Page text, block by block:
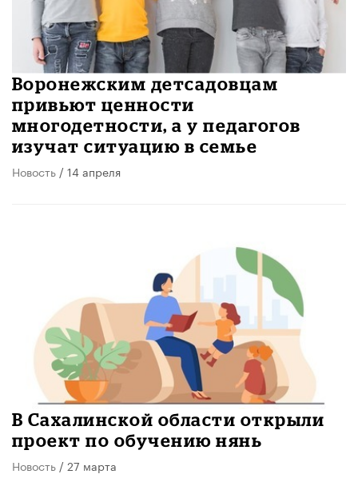
Воронежским детсадовцам
привьют ценности
многодетности, а у педагогов
изучат ситуацию в семье
Новость / 14 апреля
В Сахалинской области открыли
проект по обучению нянь
Новость / 27 марта